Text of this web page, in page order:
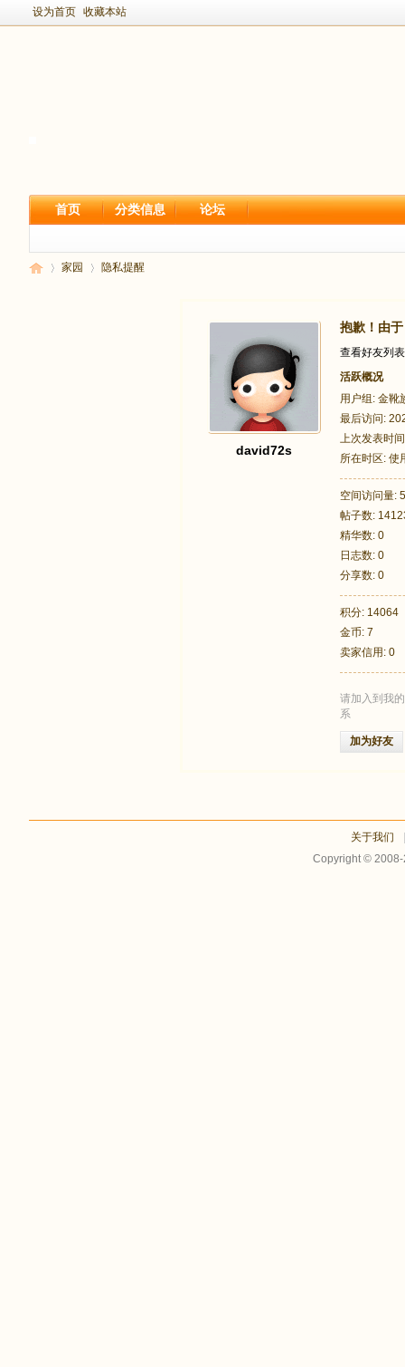
设为首页 收藏本站
首页 分类信息 论坛
家园 隐私提醒
david72s
抱歉！由
查看好友列表
活跃概况
用户组: 金靴
最后访问:
上次发表时
所在时区: 使
空间访问量:
帖子数:
精华数: 0
日志数: 0
分享数: 0
积分: 14064
金币: 7
卖家信用: 0
请加入到我
系
加为好友
关于我们
Copyright ©